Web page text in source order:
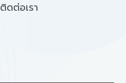
ติดต่อเรา